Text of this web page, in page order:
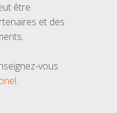
être
et des
vous
.